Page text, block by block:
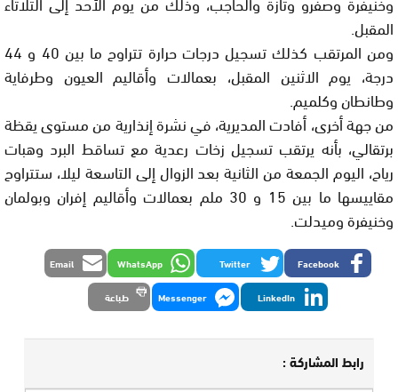
المقبل.
ومن المرتقب كذلك تسجيل درجات حرارة تتراوح ما بين 40 و 44
درجة، يوم الاثنين المقبل، بعمالات وأقاليم العيون وطرفاية
وطانطان وكلميم.
من جهة أخرى، أفادت المديرية، في نشرة إنذارية من مستوى يقظة
برتقالي، بأنه يرتقب تسجيل زخات رعدية مع تساقط البرد وهبات
رياح، اليوم الجمعة من الثانية بعد الزوال إلى التاسعة ليلا، ستتراوح
مقاييسها ما بين 15 و 30 ملم بعمالات وأقاليم إفران وبولمان
وخنيفرة وميدلت.
Facebook
Twitter
WhatsApp
Email
LinkedIn
Messenger طباعة
رابط المشاركة :